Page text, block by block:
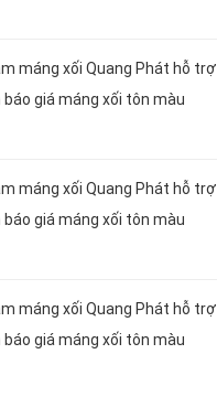
máng xối Quang Phát hỗ trợ
báo giá máng xối tôn màu
máng xối Quang Phát hỗ trợ
báo giá máng xối tôn màu
máng xối Quang Phát hỗ trợ
báo giá máng xối tôn màu